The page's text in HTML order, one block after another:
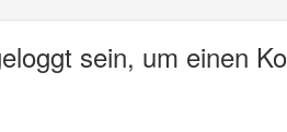
sein, um einen